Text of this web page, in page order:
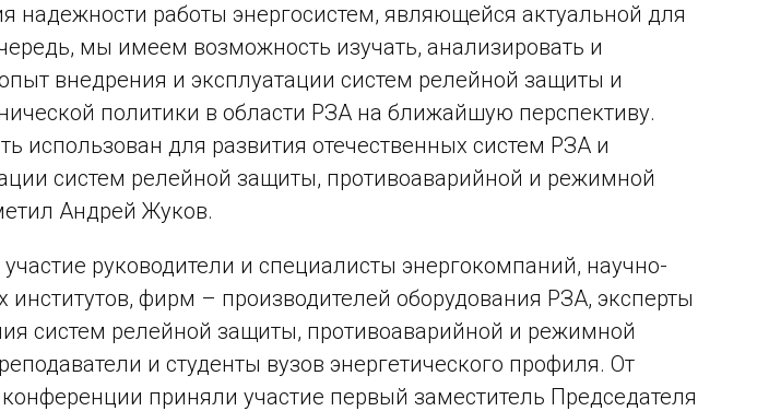
надежности работы энергосистем, являющейся актуальной для
мы имеем возможность изучать, анализировать и
внедрения и эксплуатации систем релейной защиты и
политики в области РЗА на ближайшую перспективу.
использован для развития отечественных систем РЗА и
систем релейной защиты, противоаварийной и режимной
Андрей Жуков.
руководители и специалисты энергокомпаний, научно-
институтов, фирм – производителей оборудования РЗА, эксперты
систем релейной защиты, противоаварийной и режимной
и студенты вузов энергетического профиля. От
приняли участие первый заместитель Председателя